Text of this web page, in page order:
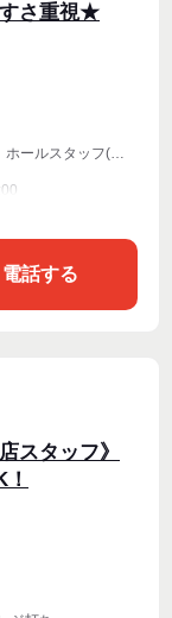
すさ重視★
膳)、キッチンスタッフ
電話する
スタッフ》